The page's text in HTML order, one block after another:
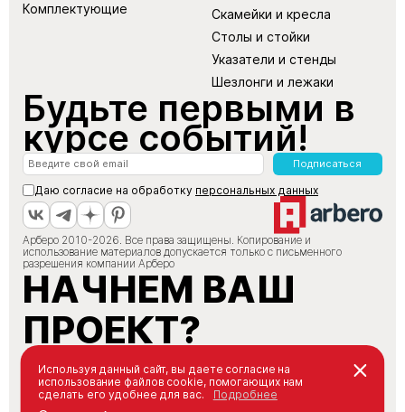
Комплектующие
Скамейки и кресла
Столы и стойки
Указатели и стенды
Шезлонги и лежаки
Будьте первыми в
курсе событий!
Подписаться
Даю согласие на обработку персональных данных
Арберо 2010-2026. Все права защищены. Копирование и
использование материалов допускается только с письменного
разрешения компании Арберо
НАЧНЕМ ВАШ
ПРОЕКТ?
+7 (495) 147-66-88
info@arbero.ru
Используя данный сайт, вы даете согласие на
использование файлов cookie, помогающих нам
сделать его удобнее для вас.
Подробнее